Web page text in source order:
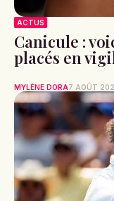
ACTUS
Canicule :
placés en
MYLÈNE DORA7 AOÛT